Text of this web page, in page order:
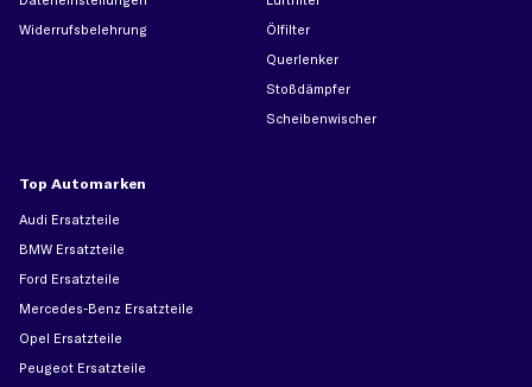
Widerrufsbelehrung
Ölfilter
Querlenker
Stoßdämpfer
Scheibenwischer
Top Automarken
Audi Ersatzteile
BMW Ersatzteile
Ford Ersatzteile
Mercedes-Benz Ersatzteile
Opel Ersatzteile
Peugeot Ersatzteile